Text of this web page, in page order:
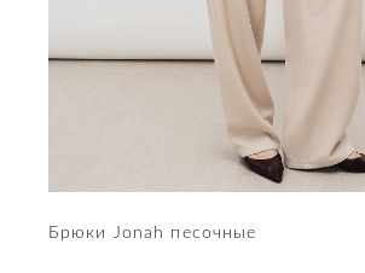
Брюки Jonah песочные